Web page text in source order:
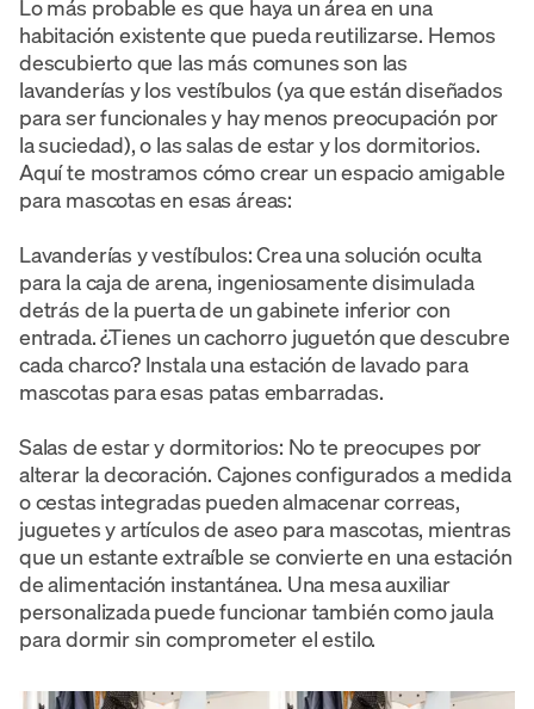
Lo más probable es que haya un área en una
habitación existente que pueda reutilizarse. Hemos
descubierto que las más comunes son las
lavanderías y los vestíbulos (ya que están diseñados
para ser funcionales y hay menos preocupación por
la suciedad), o las salas de estar y los dormitorios.
Aquí te mostramos cómo crear un espacio amigable
para mascotas en esas áreas:
Lavanderías y vestíbulos: Crea una solución oculta
para la caja de arena, ingeniosamente disimulada
detrás de la puerta de un gabinete inferior con
entrada. ¿Tienes un cachorro juguetón que descubre
cada charco? Instala una estación de lavado para
mascotas para esas patas embarradas.
Salas de estar y dormitorios: No te preocupes por
alterar la decoración. Cajones configurados a medida
o cestas integradas pueden almacenar correas,
juguetes y artículos de aseo para mascotas, mientras
que un estante extraíble se convierte en una estación
de alimentación instantánea. Una mesa auxiliar
personalizada puede funcionar también como jaula
para dormir sin comprometer el estilo.